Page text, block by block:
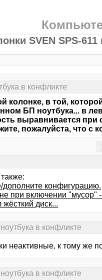
SVEN SPS-
в конфликте
колонке, в той,
БП ноутбука... в
выравнивается при
пожалуйста, что с
дополните конфигурацию.
при включении "мусор"
жёсткий диск...
в конфликте
неактивные, к тому же
в конфликте